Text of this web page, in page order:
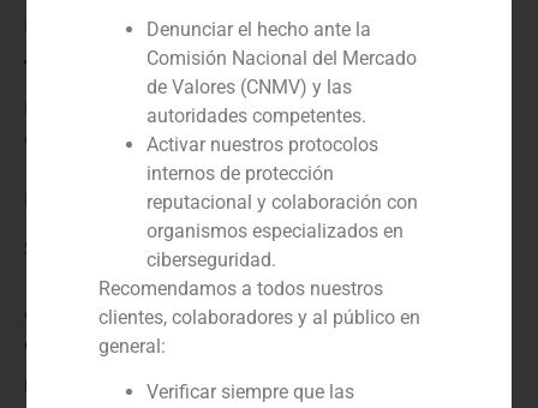
Financial advisor
Año:
Cliente:
hyc
Servicio / Sector
Corporate Finance,TMT (Telecomunicaciones, Medios
de Comunicación y Tecnología)
Descripción
Denunciar el hecho ante la
Comisión Nacional del Mercado
de Valores (CNMV) y las
autoridades competentes.
Activar nuestros protocolos
internos de protección
reputacional y colaboración con
organismos especializados en
ciberseguridad.
Recomendamos a todos nuestros
clientes, colaboradores y al público en
general:
Verificar siempre que las